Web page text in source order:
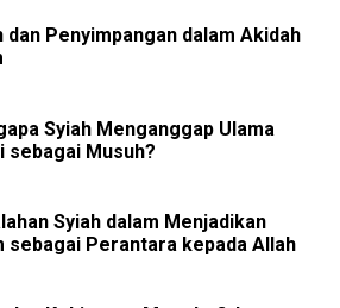
dan Penyimpangan dalam Akidah
Syiah Menganggap Ulama
sebagai Musuh?
Syiah dalam Menjadikan
sebagai Perantara kepada Allah